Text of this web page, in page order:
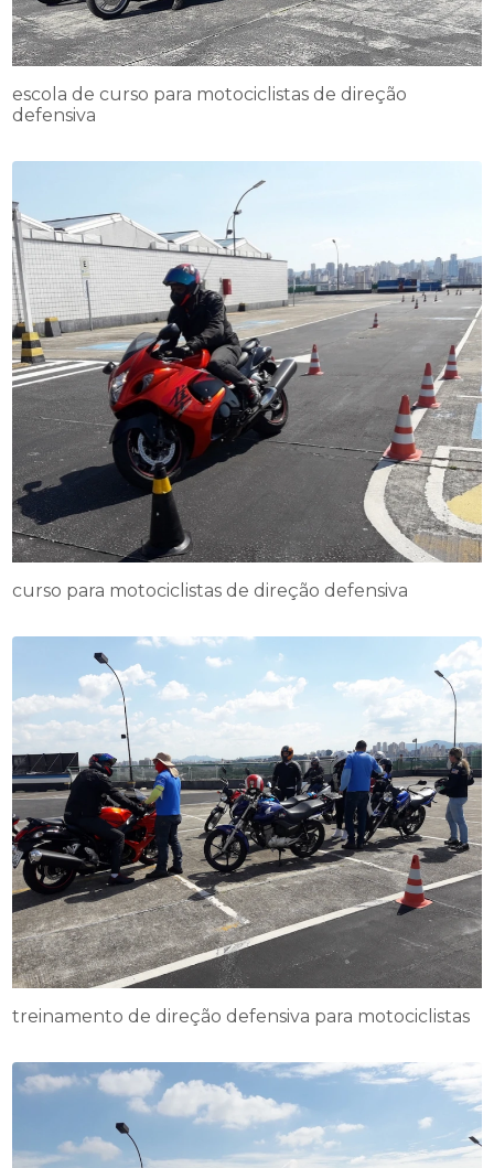
escola de curso para motociclistas de direção
defensiva
curso para motociclistas de direção defensiva
treinamento de direção defensiva para motociclistas